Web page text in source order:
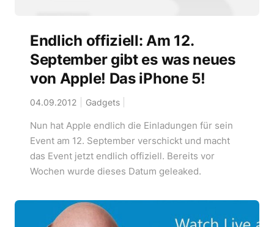
Endlich offiziell: Am 12.
September gibt es was neues
von Apple! Das iPhone 5!
04.09.2012 Gadgets
Nun hat Apple endlich die Einladungen für sein
Event am 12. September verschickt und macht
das Event jetzt endlich offiziell. Bereits vor
Wochen wurde dieses Datum geleaked.